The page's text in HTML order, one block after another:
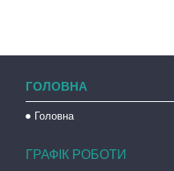
ГОЛОВНА
Головна
ГРАФІК РОБОТИ